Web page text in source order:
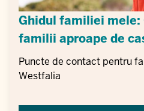
Ghidul familiei
familii aproape de
Puncte de contact pentru
Westfalia